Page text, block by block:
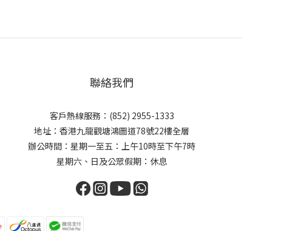
聯絡我們
客戶熱線服務：(852) 2955-1333
地址：香港九龍觀塘鴻圖道78號22樓全層
辦公時間：星期一至五：上午10時至下午7時
星期六、日及公眾假期：休息